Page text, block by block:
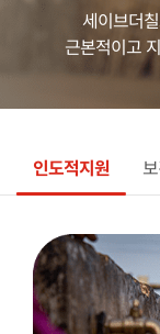
세이브더
근본적이고
인도적지원